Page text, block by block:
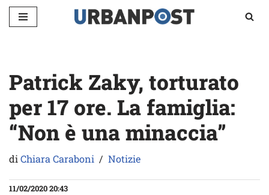
Patrick Zaky, torturato
per 17 ore. La famiglia:
“Non è una minaccia”
diChiara Caraboni Notizie
11/02/2020 20:43